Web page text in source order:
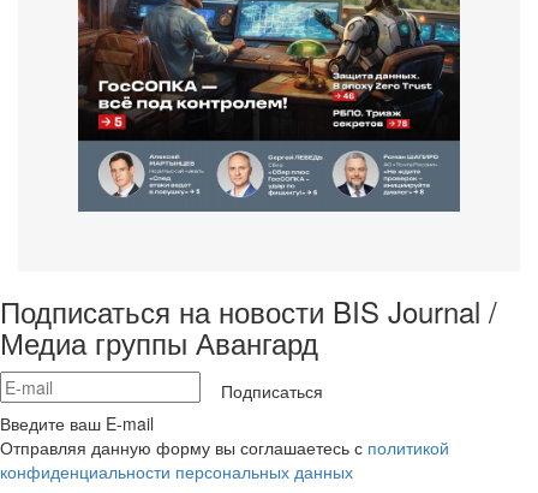
Подписаться на новости BIS Journal /
Медиа группы Авангард
Подписаться
Введите ваш E-mail
Отправляя данную форму вы соглашаетесь с политикой
конфиденциальности персональных данных